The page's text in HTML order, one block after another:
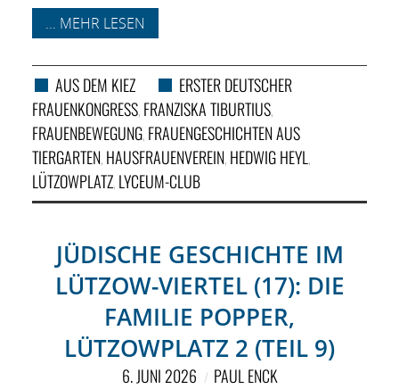
... MEHR LESEN
AUS DEM KIEZ
ERSTER DEUTSCHER
FRAUENKONGRESS, FRANZISKA TIBURTIUS,
FRAUENBEWEGUNG, FRAUENGESCHICHTEN AUS
TIERGARTEN, HAUSFRAUENVEREIN, HEDWIG HEYL ,
LÜTZOWPLATZ, LYCEUM-CLUB
JÜDISCHE GESCHICHTE IM
LÜTZOW-VIERTEL (17): DIE
FAMILIE POPPER,
LÜTZOWPLATZ 2 (TEIL 9)
6. JUNI 2026 PAUL ENCK